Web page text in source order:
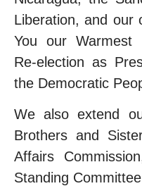
Liberation, and our
You our Warmest
Re-election as
the Democratic
We also extend
Brothers and
Affairs
Standing